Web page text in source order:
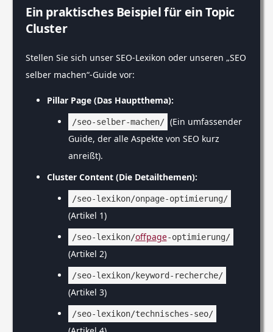
Ein praktisches Beispiel für ein Topic
Cluster
Stellen Sie sich unser SEO-Lexikon oder unseren „SEO
selber machen“-Guide vor:
Pillar Page (Das Hauptthema):
/seo-selber-machen/ (Ein umfassender
Guide, der alle Aspekte von SEO kurz
anreißt).
Cluster Content (Die Detailthemen):
/seo-lexikon/onpage-optimierung/
(Artikel 1)
/seo-lexikon/offpage-optimierung/
(Artikel 2)
/seo-lexikon/keyword-recherche/
(Artikel 3)
/seo-lexikon/technisches-seo/